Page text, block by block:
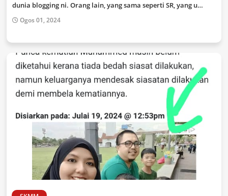
dunia blogging ni. Orang lain, yang sama seperti SR, yang u…
Ogos 01, 2024